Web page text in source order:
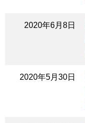
2020年6月8日
2020年5月30日